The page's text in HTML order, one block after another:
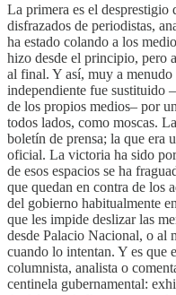
La primera es el desprestigio
disfrazados de periodistas,
ha estado colando a los
hizo desde el principio, pero
al final. Y así, muy a menudo
independiente fue sustituido
de los propios medios– por
todos lados, como moscas.
boletín de prensa; la que era
oficial. La victoria ha sido
de esos espacios se ha
que quedan en contra de los
del gobierno habitualmente
que les impide deslizar las
desde Palacio Nacional, o al
cuando lo intentan. Y es que
columnista, analista o
centinela gubernamental: